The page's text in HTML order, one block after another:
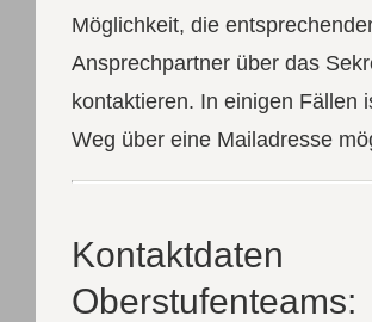
Möglichkeit, die
Ansprechpartner über das
kontaktieren. In einigen Fällen
Weg über eine Mailadresse
Kontaktdaten
Oberstufenteams: